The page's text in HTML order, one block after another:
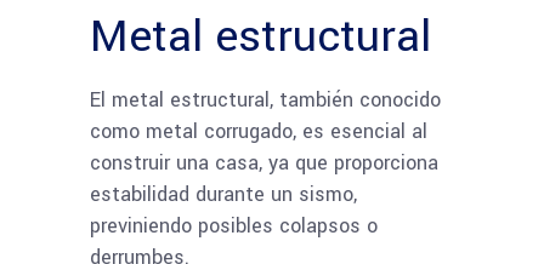
Metal estructural
El metal estructural, también conocido
como metal corrugado, es esencial al
construir una casa, ya que proporciona
estabilidad durante un sismo,
previniendo posibles colapsos o
derrumbes.